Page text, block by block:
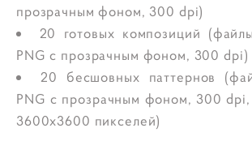
прозрачным фоном, 300 dpi)
20 готовых композиций
PNG с прозрачным фоном, 300 dpi)
20 бесшовных паттернов
PNG с прозрачным фоном, 300 dpi,
3600x3600 пикселей)